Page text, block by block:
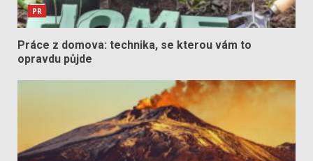
PR
Práce z domova: technika, se kterou vám to
opravdu půjde